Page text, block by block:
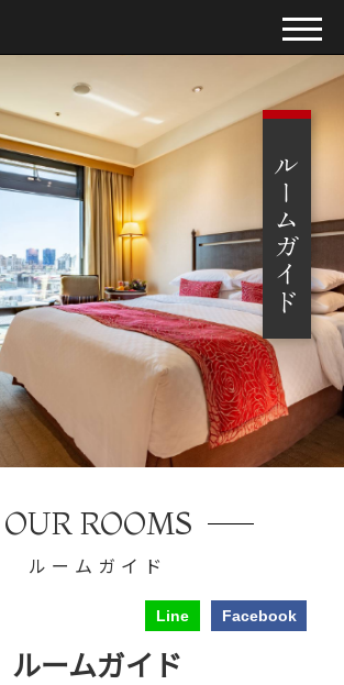
ルームガイド
OUR ROOMS
ルームガイド
Facebook
Line
ルームガイド